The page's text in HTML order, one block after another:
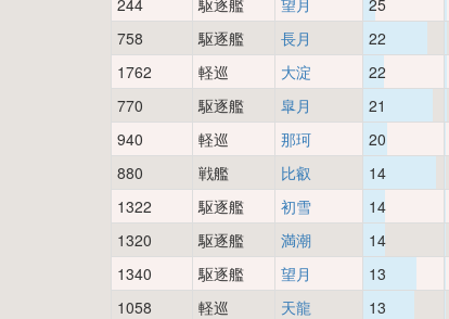
244
駆逐艦 望月 25
758
駆逐艦 長月 22
1762
軽巡 大淀 22
770
駆逐艦 皐月 21
940
軽巡 那珂 20
880
戦艦 比叡 14
1322
駆逐艦 初雪 14
1320
駆逐艦 満潮 14
1340
駆逐艦 望月 13
1058
軽巡 天龍 13